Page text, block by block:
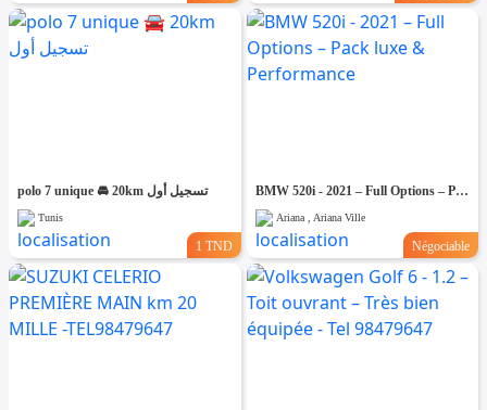
polo 7 unique 🚘 20km تسجيل أول
Tunis
1 TND
BMW 520i - 2021 – Full Options – Pack luxe & Performance
Ariana , Ariana Ville
Négociable